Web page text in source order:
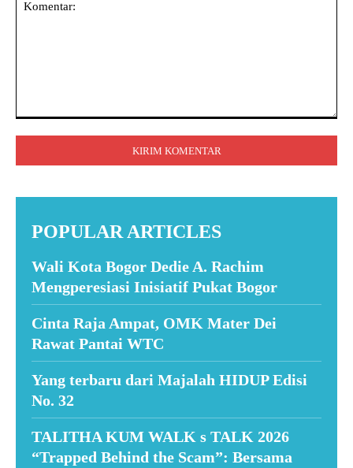
POPULAR ARTICLES
Wali Kota Bogor Dedie A. Rachim
Mengperesiasi Inisiatif Pukat Bogor
Cinta Raja Ampat, OMK Mater Dei
Rawat Pantai WTC
Yang terbaru dari Majalah HIDUP Edisi
No. 32
TALITHA KUM WALK s TALK 2026
“Trapped Behind the Scam”: Bersama